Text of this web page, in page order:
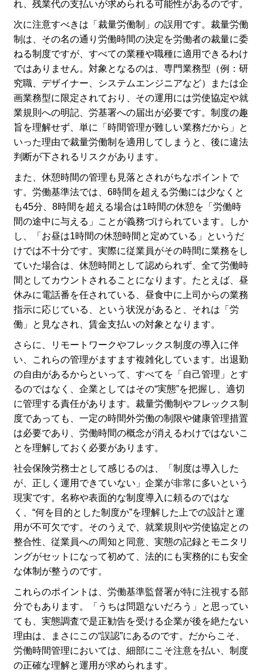
れ、残業代の支払いが求められる可能性があるのです。
次に注意すべきは「裁量労働制」の誤用です。裁量労働
制は、その名の通り労働時間の決定を労働者の裁量に委
ねる制度ですが、すべての業種や職種に適用できるわけ
ではありません。対象となるのは、専門業務型（例：研
究職、デザイナー、システムエンジニアなど）または企
画業務型に限定されており、その運用には労使協定や就
業規則への明記、労基署への届出が必要です。制度の趣
旨を理解せず、単に「時間管理が難しい業務だから」と
いった理由で裁量労働制を適用してしまうと、後に違法
判断が下されるリスクがあります。
また、休憩時間の管理も見落とされがちなポイントで
す。労働基準法では、6時間を超える労働には少なくと
も45分、8時間を超える場合は1時間の休憩を「労働時
間の途中に与える」ことが義務づけられています。しか
し、「お昼は1時間の休憩時間と定めている」というだ
けでは不十分です。実際に従業員がその時間に業務をし
ていた場合は、休憩時間として認められず、全て労働時
間としてカウントされることになります。たとえば、昼
休みに電話番を任されている、昼食中に上司からの業務
指示に応じている、という状況があると、それは「労
働」と見なされ、賃金支払いの対象となります。
さらに、リモートワークやフレックス制度の導入に伴
い、これらの管理がますます複雑化しています。出退勤
の自由があるからといって、すべてを「自己管理」とす
るのではなく、企業としてはその“実態”を把握し、適切
に管理する責任があります。裁量労働制やフレックス制
度であっても、一定の時間外労働の制限や健康管理措置
は必要であり、労働時間の概念が消えるわけではないこ
とを理解しておく必要があります。
社会保険労務士として感じるのは、「制度は導入した
が、正しく運用できていない」企業が非常に多いという
現実です。名称や表面的な制度導入に頼るのではな
く、“何を目的とした制度か”を理解した上での設計と運
用が不可欠です。そのうえで、就業規則や労使協定との
整合性、従業員への周知と同意、実態の記録とモニタリ
ングがセットになって初めて、法的にも実務的にも安全
な体制が整うのです。
これらのポイントは、労働基準監督署が特に注視する部
分でもあります。「うちは問題ないだろう」と思ってい
ても、実態調査で是正勧告を受ける企業が後を絶たない
理由は、まさにこの“誤認”にあるのです。だからこそ、
労働時間管理においては、細部にこそ注意を払い、制度
の正確な理解と運用が求められます。